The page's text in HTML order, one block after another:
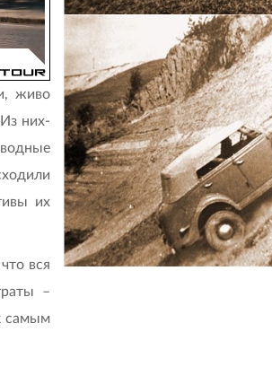
живо
них-
их
вся
–
самым